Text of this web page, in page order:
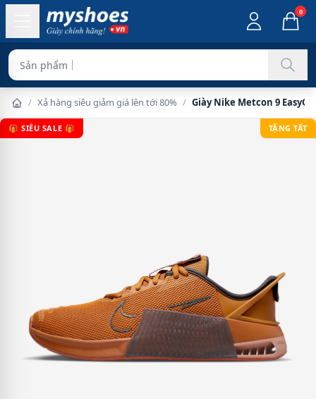
0
Sản phẩm chính hãng
/ Xả hàng siêu giảm giá lên tới 80% / Giày Nike Metcon 9
🎁 SIÊU SALE 🎁 TẶNG TẤT